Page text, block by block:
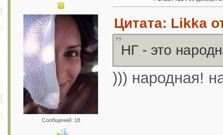
Сообщений: 18
Цитата: Likka
НГ - это
))) народная!